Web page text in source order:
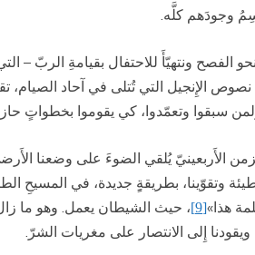
وجودَهم كلَّه.
الفصح ونتهيّأَ للاحتفال بقيامةِ الربّ –
الإِنجيل التي تُتلى في آحاد
ولمن سبقوا وتعمّدوا، كي يقوموا بخطواتٍ
الأَربعينيّ يُلقي الضوءَ على وضعنا
وتقوّينا، بطريقةٍِ جديدة، في المسيحِ
هذا»[9]
، حيث الشيطان يعمل. وهو ما
ويقودنا إِلى الانتصار على مغريات الشرّ.